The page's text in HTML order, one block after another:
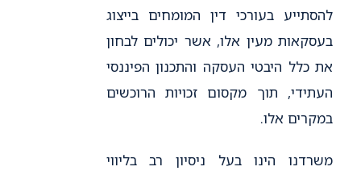
להסתייע בעורכי דין המומחים בייצוג
בעסקאות מעין אלו, אשר יכולים לבחון
את כלל היבטי העסקה והתכנון הפיננסי
העתידי, תוך מקסום זכויות הרוכשים
במקרים אלו.
משרדנו הינו בעל ניסיון רב בליווי